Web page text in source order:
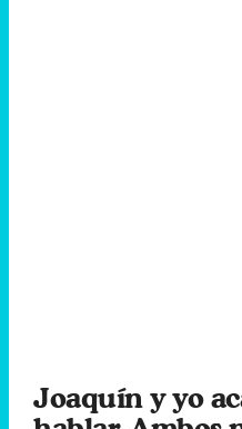
mañana ??????